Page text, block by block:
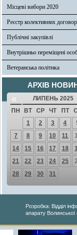
Місцеві вибори 2020
Реєстр колективних
Публічні закупівлі
Внутрішньо переміщені
Ветеранська політика
АРХІВ
« ЛИПЕНЬ 2025
ПН ВТ СР ЧТ ПТ
1
2 3 4
7
8 9 10 11
14
15 16 17 18
21
22 23 24 25
28
29 30 31
Розробка: Відділ
апарату Волинської